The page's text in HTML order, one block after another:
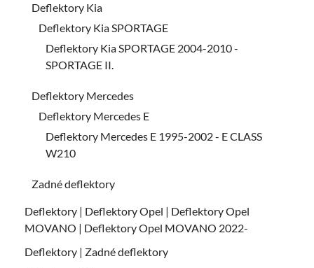
Deflektory Kia
Deflektory Kia SPORTAGE
Deflektory Kia SPORTAGE 2004-2010 -
SPORTAGE II.
Deflektory Mercedes
Deflektory Mercedes E
Deflektory Mercedes E 1995-2002 - E CLASS
W210
Zadné deflektory
Deflektory | Deflektory Opel | Deflektory Opel
MOVANO | Deflektory Opel MOVANO 2022-
Deflektory | Zadné deflektory